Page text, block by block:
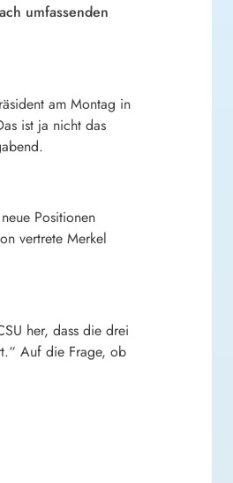
umfassenden
am Montag in
ist ja nicht das
Positionen
vertrete Merkel
her, dass die drei
Auf die Frage, ob